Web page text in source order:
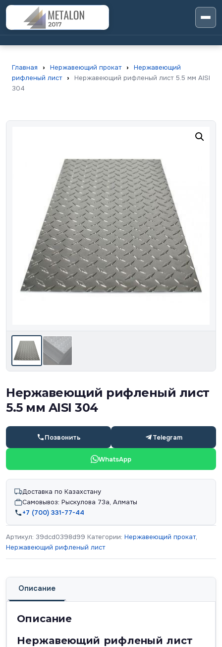
Главная › Нержавеющий прокат ›
Нержавеющий
рифленый лист ›
Нержавеющий рифленый лист 5.5 мм AISI
304
Нержавеющий рифленый лист
5.5 мм AISI 304
Позвонить Telegram
WhatsApp
Доставка по Казахстану
Самовывоз: Рыскулова 73а, Алматы
+7 (700) 331-77-44
Артикул: 39dcd0398d99 Категории: Нержавеющий прокат,
Нержавеющий рифленый лист
Описание
Описание
Нержавеющий рифленый лист